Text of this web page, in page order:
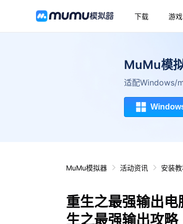
下载 游戏
MuMu模
适配Windows/
MuMu模拟器 活动资讯 安装
重生之最强输出
生之最强输出攻略